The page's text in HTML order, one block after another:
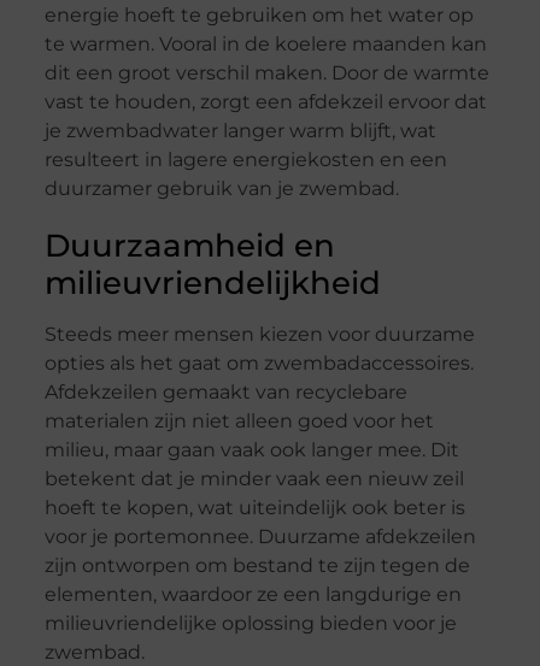
energie hoeft te gebruiken om het water op
te warmen. Vooral in de koelere maanden kan
dit een groot verschil maken. Door de warmte
vast te houden, zorgt een afdekzeil ervoor dat
je zwembadwater langer warm blijft, wat
resulteert in lagere energiekosten en een
duurzamer gebruik van je zwembad.
Duurzaamheid en
milieuvriendelijkheid
Steeds meer mensen kiezen voor duurzame
opties als het gaat om zwembadaccessoires.
Afdekzeilen gemaakt van recyclebare
materialen zijn niet alleen goed voor het
milieu, maar gaan vaak ook langer mee. Dit
betekent dat je minder vaak een nieuw zeil
hoeft te kopen, wat uiteindelijk ook beter is
voor je portemonnee. Duurzame afdekzeilen
zijn ontworpen om bestand te zijn tegen de
elementen, waardoor ze een langdurige en
milieuvriendelijke oplossing bieden voor je
zwembad.